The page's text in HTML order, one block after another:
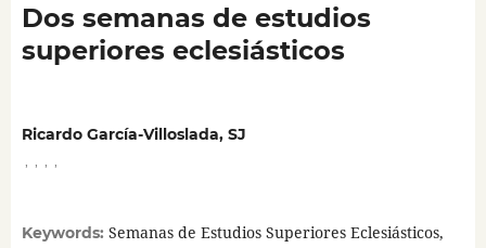
Dos semanas de estudios
superiores eclesiásticos
Ricardo García-Villoslada, SJ
Keywords: Semanas de Estudios Superiores Eclesiásticos,